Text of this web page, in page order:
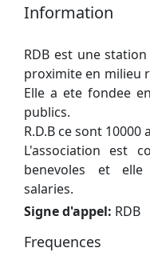
Information
RDB est une
proximite en milieu
Elle a ete fondee
publics.
R.D.B ce sont
L'association est
benevoles et elle
salaries.
Signe d'appel: RDB
Frequences